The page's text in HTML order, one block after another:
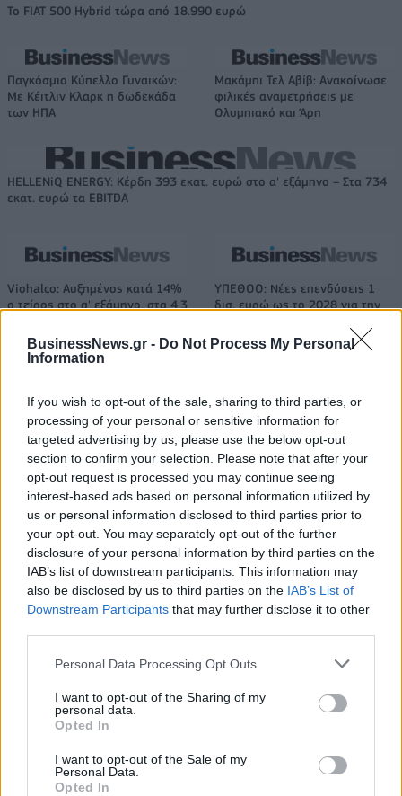
BusinessNews.gr - Do Not Process My Personal
Information
If you wish to opt-out of the sale, sharing to third parties, or
processing of your personal or sensitive information for
targeted advertising by us, please use the below opt-out
section to confirm your selection. Please note that after your
opt-out request is processed you may continue seeing
interest-based ads based on personal information utilized by
us or personal information disclosed to third parties prior to
your opt-out. You may separately opt-out of the further
disclosure of your personal information by third parties on the
IAB’s list of downstream participants. This information may
also be disclosed by us to third parties on the IAB’s List of
Downstream Participants that may further disclose it to other
Personal Data Processing Opt Outs
I want to opt-out of the Sharing of my
personal data.
Opted In
I want to opt-out of the Sale of my
Personal Data.
Opted In
Το FIAT 500 Hybrid τώρα από 18.990 ευρώ
Παγκόσμιο Κύπελλο Γυναικών:
Με Κέιτλιν Κλαρκ η δωδεκάδα
των ΗΠΑ
Μακάμπι Τελ Αβίβ: Ανακοίνωσε
φιλικές αναμετρήσεις με
Ολυμπιακό και Άρη
HELLENiQ ENERGY: Κέρδη 393 εκατ. ευρώ στο α' εξάμηνο – Στα 734
εκατ. ευρώ τα EBITDA
Viohalco: Αυξημένος κατά 14%
ο τζίρος στο α' εξάμηνο, στα 4,3
τα EBITDA
ΥΠΕΘΟΟ: Νέες επενδύσεις 1
δισ. ευρώ ως το 2028 για την
Η συμφωνία Arval-Athlon αναδιαμορφώνει την αγορά leasing
VW: Η δύσκολη εξίσωση της
αναδιάρθρωσης
18η συνεχόμενη χρονιά για τον
ΟΤΕ στη διεθνή σειρά δεικτών
FTSE4Good
Alpha Bank: Για πρώτη φορά το Αρχαίο Θέατρο Επιδαύρου άνοιξε τις
πύλες του σε όλους
ESG Report 2025: Πώς η ΑΒ Βασιλόπουλος μετατρέπει τη
ΠΕΡΙΣΣΌΤΕΡΑ ΣΕ ΑΥΤΉ ΤΗΝ ΚΑΤΗΓΟΡΊΑ